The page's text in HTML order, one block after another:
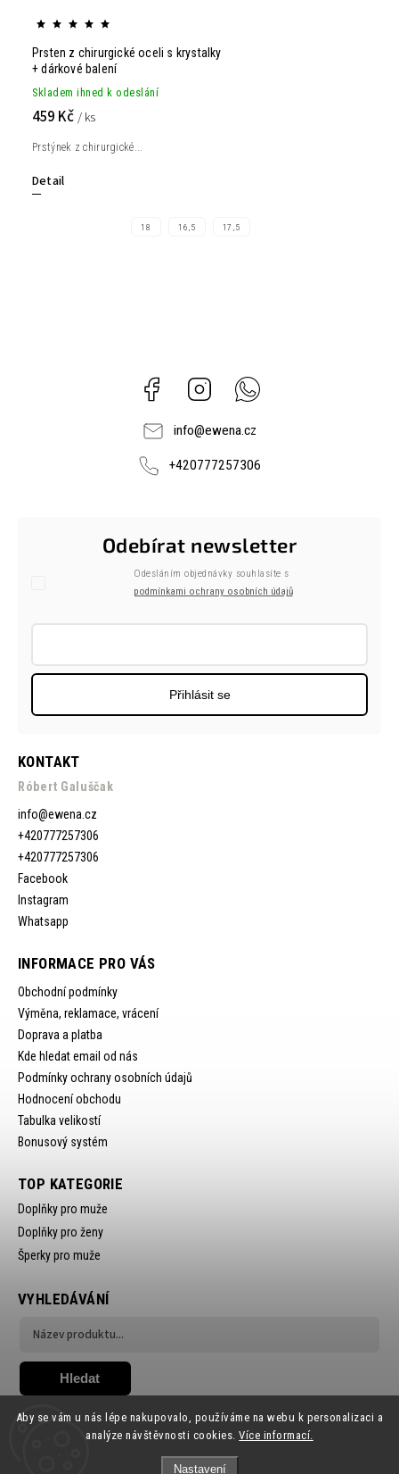
Aby se vám u nás lépe nakupovalo, používáme na webu k personalizaci a
analýze návštěvnosti cookies.Více informací.
Nastavení
Prsten z chirurgické oceli s krystalky
+ dárkové balení
Skladem ihned k odeslání
459 Kč / ks
Detail
Prstýnek z chirurgické...
18 16,5 17,5
Facebook Instagram
info@ewena.cz
+420777257306
KONTAKT
Róbert Galuščak
info@ewena.cz
+420777257306
+420777257306
Facebook
Instagram
Whatsapp
INFORMACE PRO VÁS
Obchodní podmínky
Výměna, reklamace, vrácení
Doprava a platba
Kde hledat email od nás
Podmínky ochrany osobních údajů
Hodnocení obchodu
Tabulka velikostí
Bonusový systém
Odebírat newsletter
Odesláním objednávky souhlasíte s
podmínkami ochrany osobních údajů
Přihlásit se
TOP KATEGORIE
Doplňky pro muže
Doplňky pro ženy
Šperky pro muže
VYHLEDÁVÁNÍ
Hledat